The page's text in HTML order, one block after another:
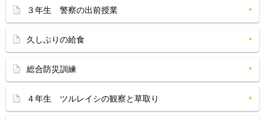
３年生 警察の出前授業
久しぶりの給食
総合防災訓練
４年生 ツルレイシの観察と草取り